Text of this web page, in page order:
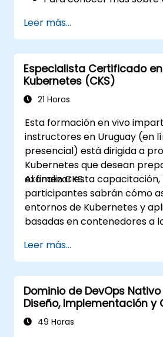
kubernetes-application-
ckad/
Leer más...
Especialista Certificado
Kubernetes (CKS)
21 Horas
Esta formación en vivo
instructores en Uruguay (en
presencial) está dirigida a
Kubernetes que desean
examen CKS.
Al finalizar esta capacitación,
participantes sabrán cómo
entornos de Kubernetes y
basadas en contenedores a
aplicación: construcción,
ejecución.
Leer más...
Dominio de DevOps
Diseño, Implementación y
Microservicios Escalables
49 Horas